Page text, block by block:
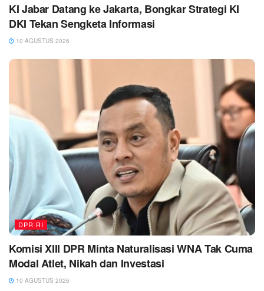
KI Jabar Datang ke Jakarta, Bongkar Strategi KI
DKI Tekan Sengketa Informasi
10 AGUSTUS 2026
DPR RI
Komisi XIII DPR Minta Naturalisasi WNA Tak Cuma
Modal Atlet, Nikah dan Investasi
10 AGUSTUS 2026